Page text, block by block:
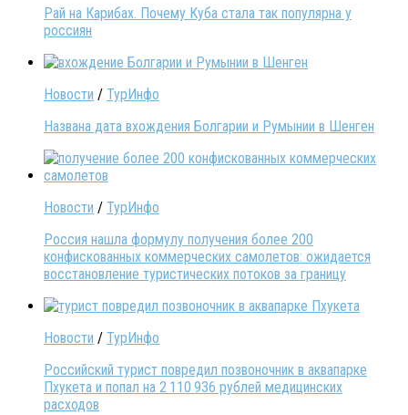
Рай на Карибах. Почему Куба стала так популярна у
россиян
Новости / ТурИнфо
Названа дата вхождения Болгарии и Румынии в Шенген
Новости / ТурИнфо
Россия нашла формулу получения более 200
конфискованных коммерческих самолетов: ожидается
восстановление туристических потоков за границу
Новости / ТурИнфо
Российский турист повредил позвоночник в аквапарке
Пхукета и попал на 2 110 936 рублей медицинских
расходов